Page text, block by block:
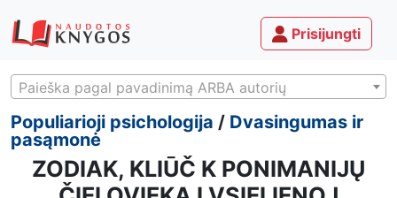
Prisijungti
Paieška pagal pavadinimą ARBA autorių
Populiarioji psichologija / Dvasingumas ir
pasąmonė
ZODIAK, KLIŪČ K PONIMANIJŲ